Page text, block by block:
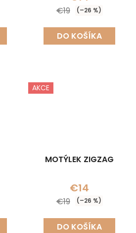
€19 (–26 %)
DO KOŠÍKA
AKCE
MOTÝLEK ZIGZAG
€14
€19 (–26 %)
DO KOŠÍKA